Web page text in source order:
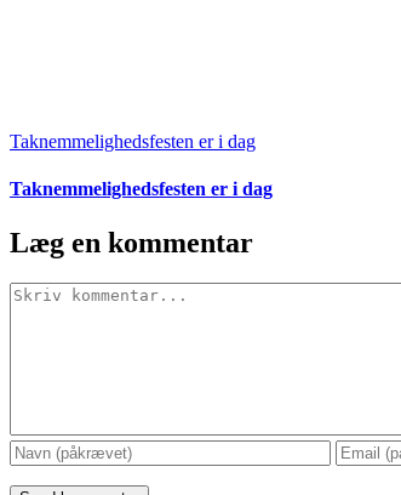
Taknemmelighedsfesten er i dag
Taknemmelighedsfesten er i dag
Læg en kommentar
Comment